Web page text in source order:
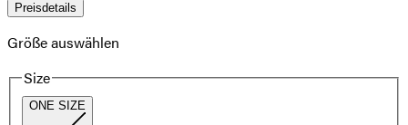
Preisdetails
Größe auswählen
Size
ONE SIZE